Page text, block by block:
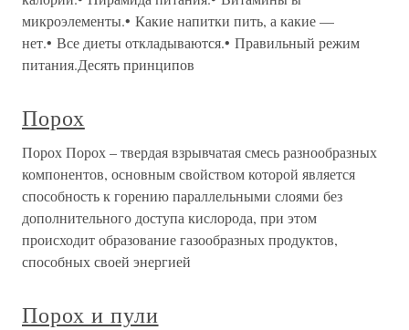
микроэлементы.• Какие напитки пить, а какие —
нет.• Все диеты откладываются.• Правильный режим
питания.Десять принципов
Порох
Порох Порох – твердая взрывчатая смесь разнообразных
компонентов, основным свойством которой является
способность к горению параллельными слоями без
дополнительного доступа кислорода, при этом
происходит образование газообразных продуктов,
способных своей энергией
Порох и пули